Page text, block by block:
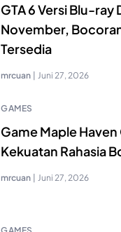
GTA 6 Versi Blu-ray
November,
Tersedia
mrcuan | Juni 27, 2026
GAMES
Game Maple
Kekuatan Rahasia
mrcuan | Juni 27, 2026
GAMES